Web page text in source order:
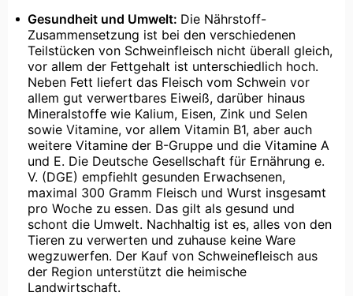
Gesundheit und Umwelt: Die Nährstoff-
Zusammensetzung ist bei den verschiedenen
Teilstücken von Schweinfleisch nicht überall gleich,
vor allem der Fettgehalt ist unterschiedlich hoch.
Neben Fett liefert das Fleisch vom Schwein vor
allem gut verwertbares Eiweiß, darüber hinaus
Mineralstoffe wie Kalium, Eisen, Zink und Selen
sowie Vitamine, vor allem Vitamin B1, aber auch
weitere Vitamine der B-Gruppe und die Vitamine A
und E. Die Deutsche Gesellschaft für Ernährung e.
V. (DGE) empfiehlt gesunden Erwachsenen,
maximal 300 Gramm Fleisch und Wurst insgesamt
pro Woche zu essen. Das gilt als gesund und
schont die Umwelt. Nachhaltig ist es, alles von den
Tieren zu verwerten und zuhause keine Ware
wegzuwerfen. Der Kauf von Schweinefleisch aus
der Region unterstützt die heimische
Landwirtschaft.